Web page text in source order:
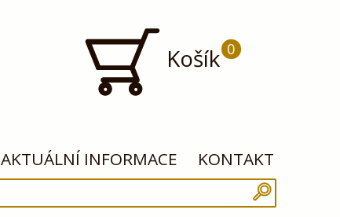
Košík 0
AKTUÁLNÍ INFORMACE KONTAKT